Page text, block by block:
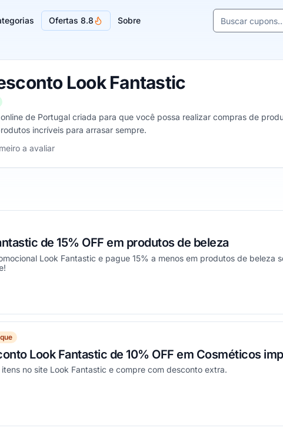
Ofertas 8.8 Sobre
Buscar cupons
Look Fantastic
de Portugal criada para que você possa realizar compras de
incríveis para arrasar sempre.
de 1 a 5 estrelas
a avaliar
de 15% OFF em produtos de beleza
Look Fantastic e pague 15% a menos em produtos de beleza
Look Fantastic de 10% OFF em Cosméticos
no site Look Fantastic e compre com desconto extra.